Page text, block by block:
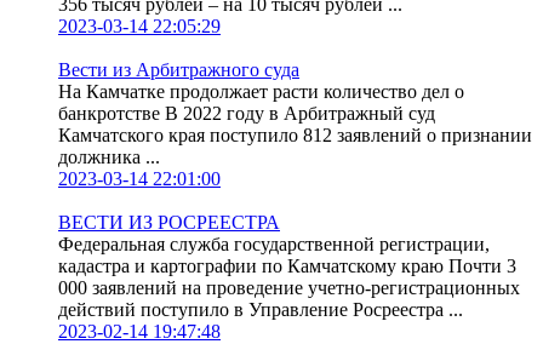
2023-03-14 22:05:29
Вести из Арбитражного суда
На Камчатке продолжает расти количество дел о
банкротстве В 2022 году в Арбитражный суд
Камчатского края поступило 812 заявлений о признании
должника ...
2023-03-14 22:01:00
ВЕСТИ ИЗ РОСРЕЕСТРА
Федеральная служба государственной регистрации,
кадастра и картографии по Камчатскому краю Почти 3
000 заявлений на проведение учетно-регистрационных
действий поступило в Управление Росреестра ...
2023-02-14 19:47:48